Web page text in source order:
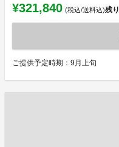
¥321,840 (税込/送料込)残り
ご提供予定時期：9月上旬